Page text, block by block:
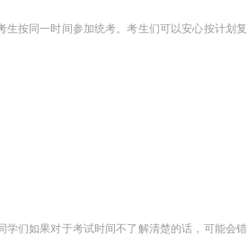
生按同一时间参加统考。考生们可以安心按计划复
学们如果对于考试时间不了解清楚的话，可能会错